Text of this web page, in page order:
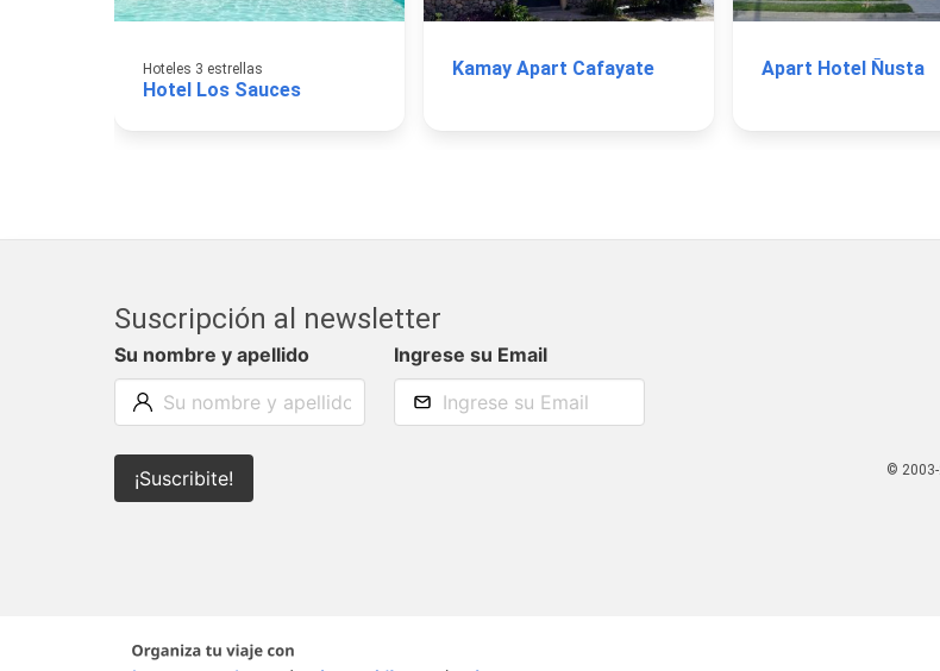
Hoteles 3 estrellas
Hotel Los Sauces
Kamay Apart Cafayate Apart Hotel Ñusta
Suscripción al newsletter
Su nombre y apellido Ingrese su Email
¡Suscribite!
©